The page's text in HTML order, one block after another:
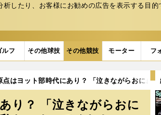
したり、お客様にお勧めの広告を表⽰する⽬
ルフ その他球技 その他競技 モーター フ
点はヨット部時代にあり？ 「泣きながらおにぎ
り？ 「泣きながらおに